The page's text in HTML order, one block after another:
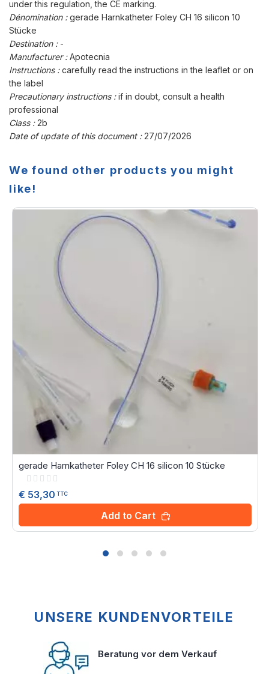
under this regulation, the CE marking.
Dénomination :gerade Harnkatheter Foley CH 16 silicon 10
Stücke
Destination : -
Manufacturer :Apotecnia
Instructions :carefully read the instructions in the leaflet or on
the label
Precautionary instructions :if in doubt, consult a health
professional
Class :2b
Date of update of this document :27/07/2026
We found other products you might
like!
gerade Harnkatheter Foley CH 16 silicon 10 Stücke
Rating:
€ 53,30 TTC
Add to Cart
UNSERE KUNDENVORTEILE
Beratung vor dem Verkauf